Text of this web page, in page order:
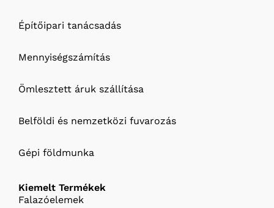
Építőipari tanácsadás
Mennyiségszámítás
Ömlesztett áruk szállítása
Belföldi és nemzetközi fuvarozás
Gépi földmunka
Kiemelt Termékek
Falazóelemek